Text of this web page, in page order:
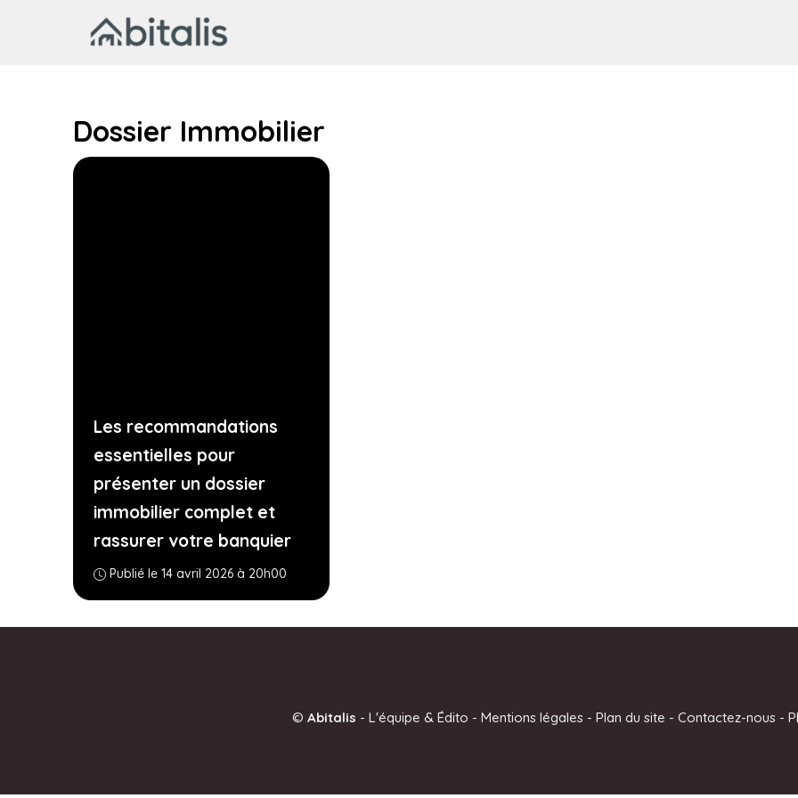
Dossier Immobilier
Les recommandations
essentielles pour
présenter un dossier
immobilier complet et
rassurer votre banquier
Publié le 14 avril 2026 à 20h00
© Abitalis - L'équipe & Édito - Mentions légales- Plan du site - Contactez-nous-